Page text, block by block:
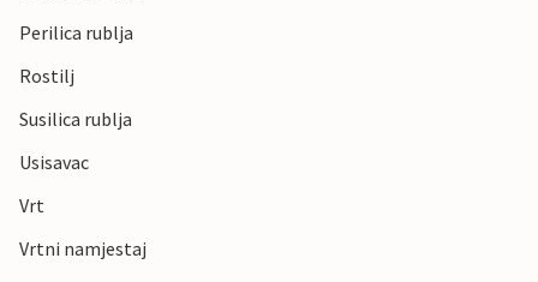
Perilica rublja
Rostilj
Susilica rublja
Usisavac
Vrt
Vrtni namjestaj